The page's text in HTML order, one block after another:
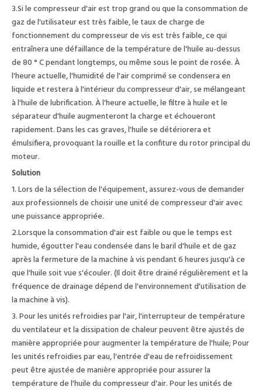
3.Si le compresseur d'air est trop grand ou que la consommation de
gaz de l'utilisateur est très faible, le taux de charge de
fonctionnement du compresseur de vis est très faible, ce qui
entraînera une défaillance de la température de l'huile au-dessus
de 80 ° C pendant longtemps, ou même sous le point de rosée. À
l'heure actuelle, l'humidité de l'air comprimé se condensera en
liquide et restera à l'intérieur du compresseur d'air, se mélangeant
à l'huile de lubrification. À l'heure actuelle, le filtre à huile et le
séparateur d'huile augmenteront la charge et échoueront
rapidement. Dans les cas graves, l'huile se détériorera et
émulsifiera, provoquant la rouille et la confiture du rotor principal du
moteur.
Solution
1. Lors de la sélection de l'équipement, assurez-vous de demander
aux professionnels de choisir une unité de compresseur d'air avec
une puissance appropriée.
2.Lorsque la consommation d'air est faible ou que le temps est
humide, égoutter l'eau condensée dans le baril d'huile et de gaz
après la fermeture de la machine à vis pendant 6 heures jusqu'à ce
que l'huile soit vue s'écouler. (Il doit être drainé régulièrement et la
fréquence de drainage dépend de l'environnement d'utilisation de
la machine à vis).
3. Pour les unités refroidies par l'air, l'interrupteur de température
du ventilateur et la dissipation de chaleur peuvent être ajustés de
manière appropriée pour augmenter la température de l'huile; Pour
les unités refroidies par eau, l'entrée d'eau de refroidissement
peut être ajustée de manière appropriée pour assurer la
température de l'huile du compresseur d'air. Pour les unités de